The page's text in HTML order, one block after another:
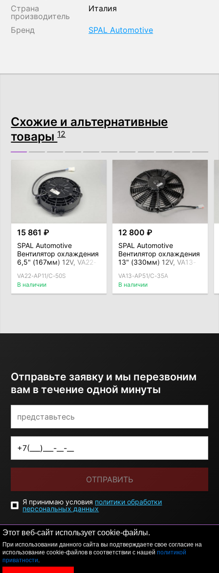
Этот веб-сайт использует cookie-файлы.
При использовании данного сайта вы подтверждаете свое согласие на
использование cookie-файлов в соответствии с нашей политикой
приватности.
Страна
производитель
Италия
Бренд SPAL Automotive
Схожие и альтернативные
товары12
15 861 ₽
SPAL Automotive
Вентилятор охлаждения
6,5" (167мм) 12V, VA22-
VA22-AP11/C-50S
В наличии
12 800 ₽
SPAL Automotive
Вентилятор охлаждения
13" (330мм) 12V, VA13-
VA13-AP51/C-35A
В наличии
Отправьте заявку и мы перезвоним
вам в течение одной минуты
ОТПРАВИТЬ
Я принимаю условия политики обработки
персональных данных